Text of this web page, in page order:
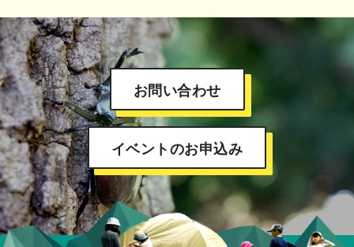
お問い合わせ
イベントのお申込み